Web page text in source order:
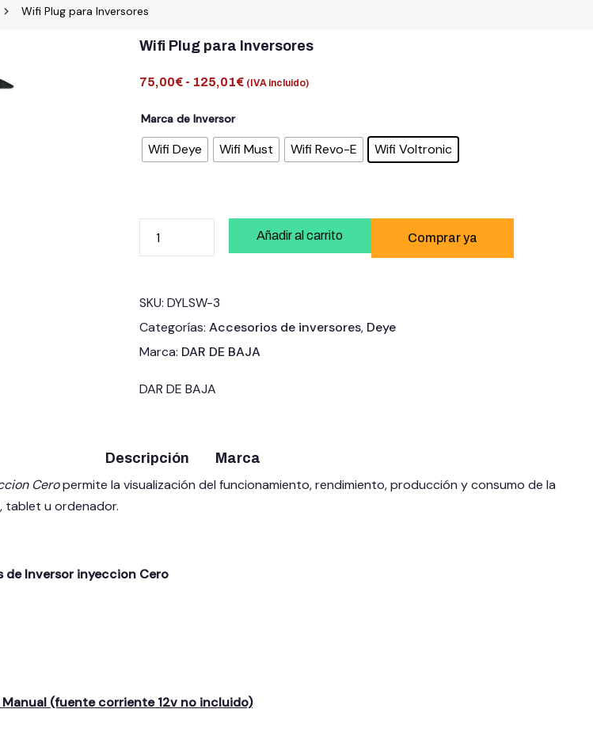
Wifi Plug para Inversores
Wifi Plug para Inversores
75,00€ - 125,01€ (IVA incluido)
Marca de Inversor
Wifi Deye Wifi Must Wifi Revo-E Wifi Voltronic
Añadir al carrito
SKU:DYLSW-3
Categorías:Accesorios de inversores, Deye
Marca: DAR DE BAJA
DAR DE BAJA
Descripción Marca
Ceropermite la visualización del funcionamiento, rendimiento, producción y consumo de la
tablet u ordenador.
de Inversor inyeccion Cero
(fuente corriente 12v no incluido)